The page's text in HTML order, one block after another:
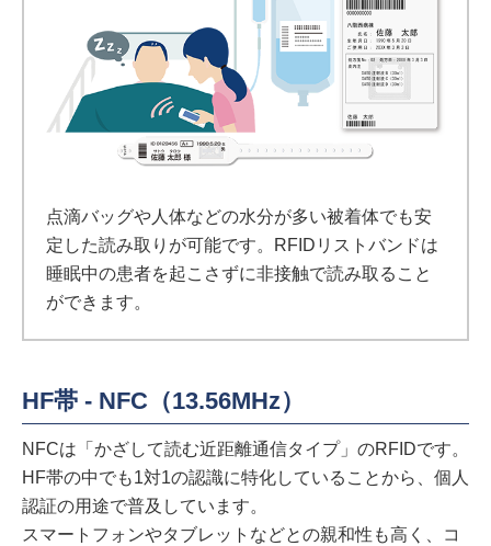
点滴バッグや人体などの水分が多い被着体でも安
定した読み取りが可能です。RFIDリストバンドは
睡眠中の患者を起こさずに非接触で読み取ること
ができます。
HF帯 - NFC（13.56MHz）
NFCは「かざして読む近距離通信タイプ」のRFIDです。
HF帯の中でも1対1の認識に特化していることから、個人
認証の用途で普及しています。
スマートフォンやタブレットなどとの親和性も高く、コ